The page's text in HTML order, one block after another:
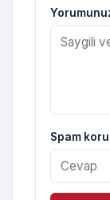
Spam